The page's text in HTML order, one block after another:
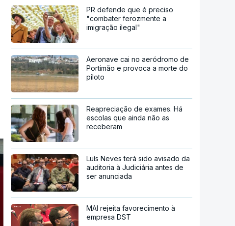
PR defende que é preciso
"combater ferozmente a
imigração ilegal"
Aeronave cai no aeródromo de
Portimão e provoca a morte do
piloto
Reapreciação de exames. Há
escolas que ainda não as
receberam
Luís Neves terá sido avisado da
auditoria à Judiciária antes de
ser anunciada
MAI rejeita favorecimento à
empresa DST